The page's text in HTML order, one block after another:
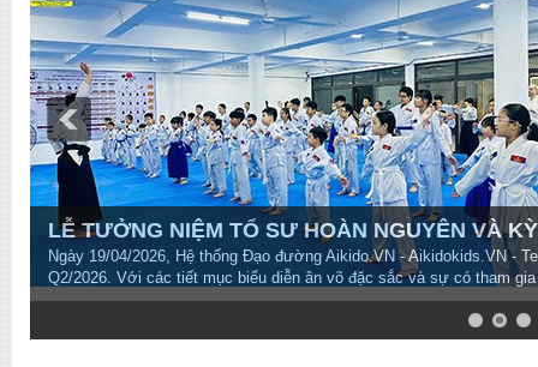
LỄ TƯỞNG NIỆM TỔ SƯ HOÀN NGUYÊN VÀ
Ngày 19/04/2026, Hệ thống Đạo đường Aikido.VN - Aikidokids.VN -
Q2/2026. Với các tiết mục biểu diễn ân võ đặc sắc và sự có tham